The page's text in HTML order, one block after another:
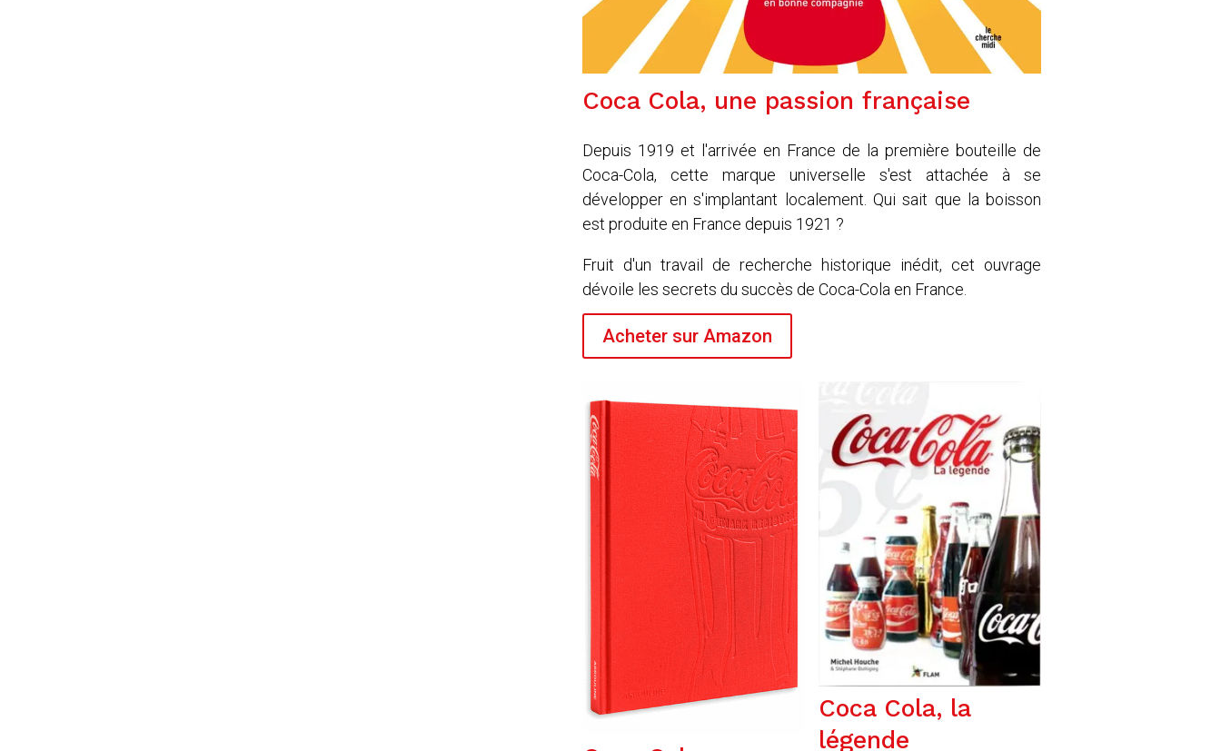
Coca Cola, une passion française
Depuis 1919 et l'arrivée en France de la première bouteille de
Coca-Cola, cette marque universelle s'est attachée à se
développer en s'implantant localement. Qui sait que la boisson
est produite en France depuis 1921 ?
Fruit d'un travail de recherche historique inédit, cet ouvrage
dévoile les secrets du succès de Coca-Cola en France.
Acheter sur Amazon
Coca Cola, la
légende